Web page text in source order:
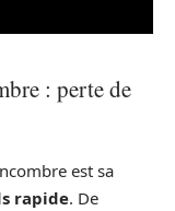
: perte de
est sa
rapide. De